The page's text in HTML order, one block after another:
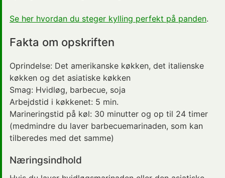
Se her hvordan du steger kylling perfekt på panden.
Fakta om opskriften
Oprindelse: Det amerikanske køkken, det italienske
køkken og det asiatiske køkken
Smag: Hvidløg, barbecue, soja
Arbejdstid i køkkenet: 5 min.
Marineringstid på køl: 30 minutter og op til 24 timer
(medmindre du laver barbecuemarinaden, som kan
tilberedes med det samme)
Næringsindhold